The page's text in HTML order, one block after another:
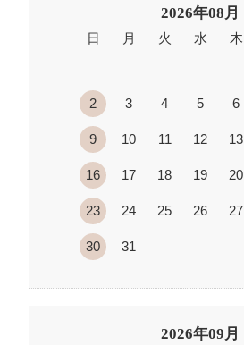
2026年08月
日 月 火 水 木
2 3 4 5 6
9 10 11 12 13
16 17 18 19 20
23 24 25 26 27
30 31
2026年09月